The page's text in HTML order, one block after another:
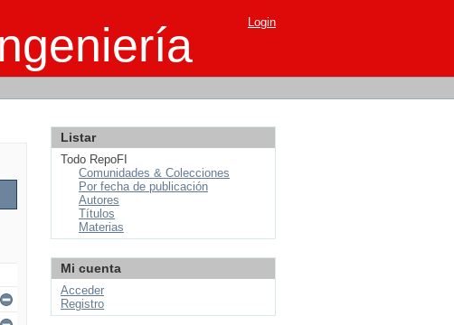
Login
Listar
Todo RepoFI
Comunidades & Colecciones
Por fecha de publicación
Autores
Títulos
Materias
Mi cuenta
Acceder
Registro